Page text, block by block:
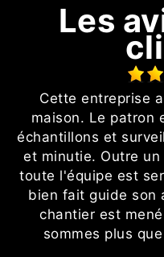
Les
Cette entreprise
maison. Le patron
échantillons et
et minutie. Outre
toute l'équipe est
bien fait guide son
chantier est
sommes plus